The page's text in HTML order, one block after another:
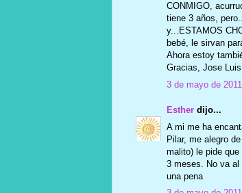
CONMIGO,
tiene 3 años,
y...ESTAMOS
bebé, le sirvan
Ahora estoy
Gracias, Jose
3 de mayo de
Estherdijo...
A mi me ha
Pilar, me alegro
malito) le pide
3 meses. No va al
una pena